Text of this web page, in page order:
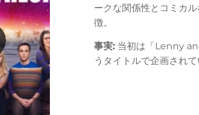
ークな関係性とコミカ
徴。
事実: 当初は「Lenny
うタイトルで企画されて